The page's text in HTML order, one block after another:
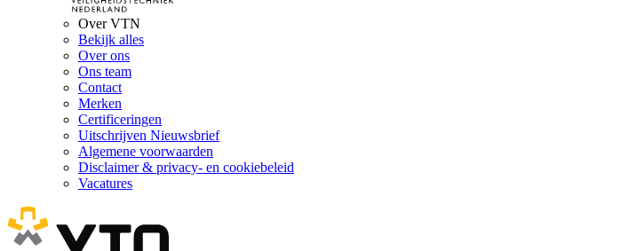
Over VTN
Bekijk alles
Over ons
Ons team
Contact
Merken
Certificeringen
Uitschrijven Nieuwsbrief
Algemene voorwaarden
Disclaimer & privacy- en cookiebeleid
Vacatures